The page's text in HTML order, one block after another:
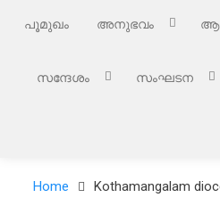
പൂമുഖം അനുഭവം
സന്ദേശം സംഘടന
Home Kothamangalam